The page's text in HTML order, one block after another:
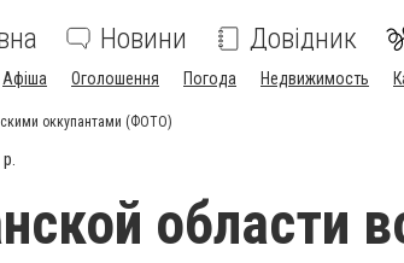
Новини Довідник
Афіша Оголошення Погода Недвижимость
оккупантами (ФОТО)
области